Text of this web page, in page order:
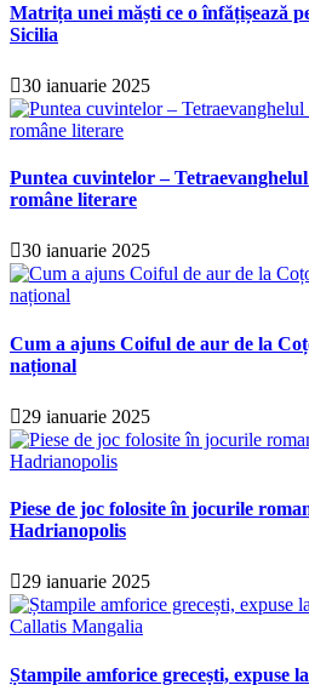
Matrița unei măști ce o înfățișează
Sicilia
30 ianuarie 2025
Puntea cuvintelor –
române literare
30 ianuarie 2025
Cum a ajuns Coiful de aur de la
național
29 ianuarie 2025
Piese de joc folosite în jocurile
Hadrianopolis
29 ianuarie 2025
Ștampile amforice grecești, expuse